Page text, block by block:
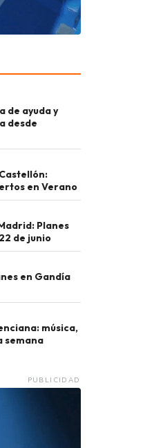
de ayuda y
desde
en Verano
Planes
de junio
en Gandía
música,
semana
PUBLICIDAD